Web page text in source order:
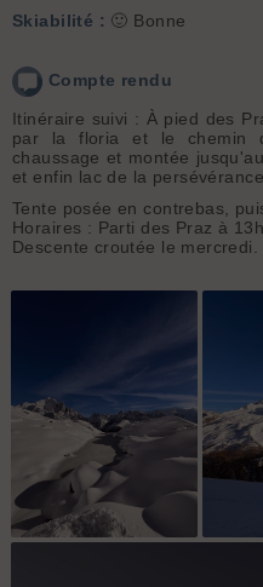
Skiabilité : 🙂 Bonne
Compte rendu
Itinéraire suivi : À pied des
par la floria et le chemin
chaussage et montée
et enfin lac de la
Tente posée en contrebas,
Horaires : Parti des Praz à
Descente croutée le mercredi.